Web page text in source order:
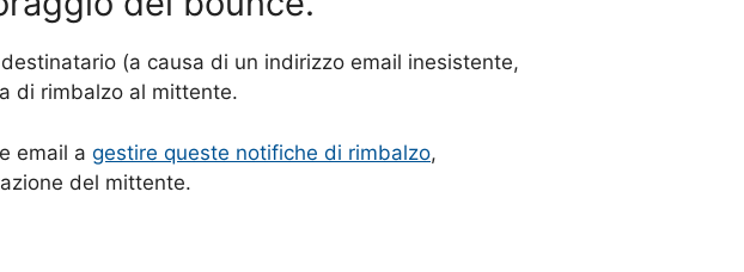
(a causa di un indirizzo email inesistente,
di rimbalzo al mittente.
email a gestire queste notifiche di rimbalzo,
del mittente.